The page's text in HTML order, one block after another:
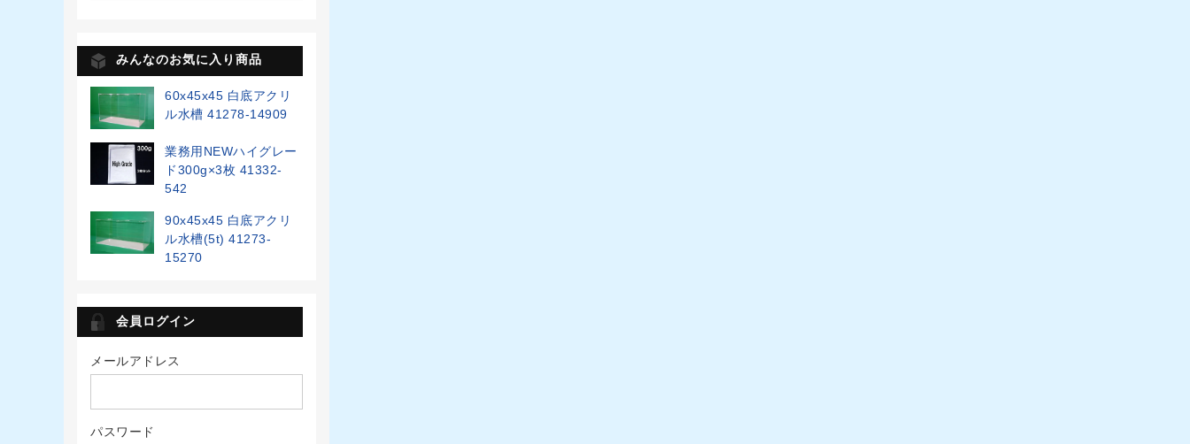
みんなのお気に入り商品
60x45x45 白底アクリ
ル水槽 41278-14909
業務用NEWハイグレー
ド300g×3枚 41332-
542
90x45x45 白底アクリ
ル水槽(5t) 41273-
15270
会員ログイン
メールアドレス
パスワード